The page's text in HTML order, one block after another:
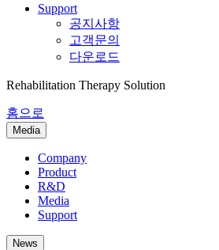
Support
공지사항
고객문의
다운로드
Rehabilitation Therapy Solution
홈으로
Media
Company
Product
R&D
Media
Support
News